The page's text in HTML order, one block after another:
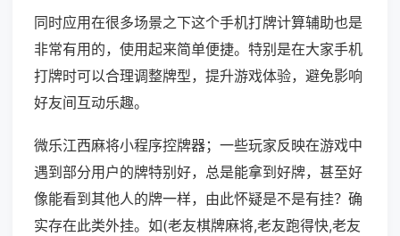
同时应用在很多场景之下这个手机打牌计算辅助也是
非常有用的，使用起来简单便捷。特别是在大家手机
打牌时可以合理调整牌型，提升游戏体验，避免影响
好友间互动乐趣。
微乐江西麻将小程序控牌器；一些玩家反映在游戏中
遇到部分用户的牌特别好，总是能拿到好牌，甚至好
像能看到其他人的牌一样，由此怀疑是不是有挂？确
实存在此类外挂。如(老友棋牌麻将,老友跑得快,老友